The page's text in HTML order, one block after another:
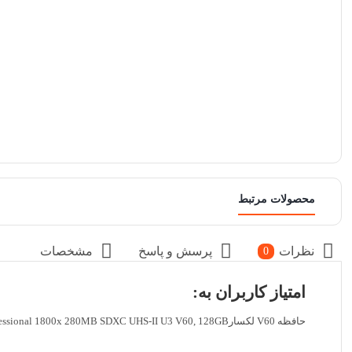
محصولات مرتبط
نظرات 0 پرسش و پاسخ مشخصات
امتیاز کاربران به:
حافظه V60 لکسارLexar Professional 1800x 280MB SDXC UHS-II U3 V60, 128GB